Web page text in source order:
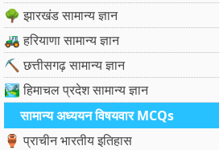
🌳 झारखंड सामान्य ज्ञान
🚜 हरियाणा सामान्य ज्ञान
⛏️ छत्तीसगढ़ सामान्य ज्ञान
🏞️ हिमाचल प्रदेश सामान्य ज्ञान
सामान्य अध्ययन विषयवार MCQs
🏺 प्राचीन भारतीय इतिहास